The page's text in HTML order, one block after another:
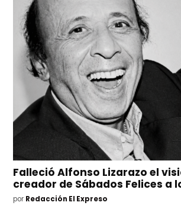
Falleció Alfonso Lizarazo el
creador de Sábados Felices a
por Redacción El Expreso